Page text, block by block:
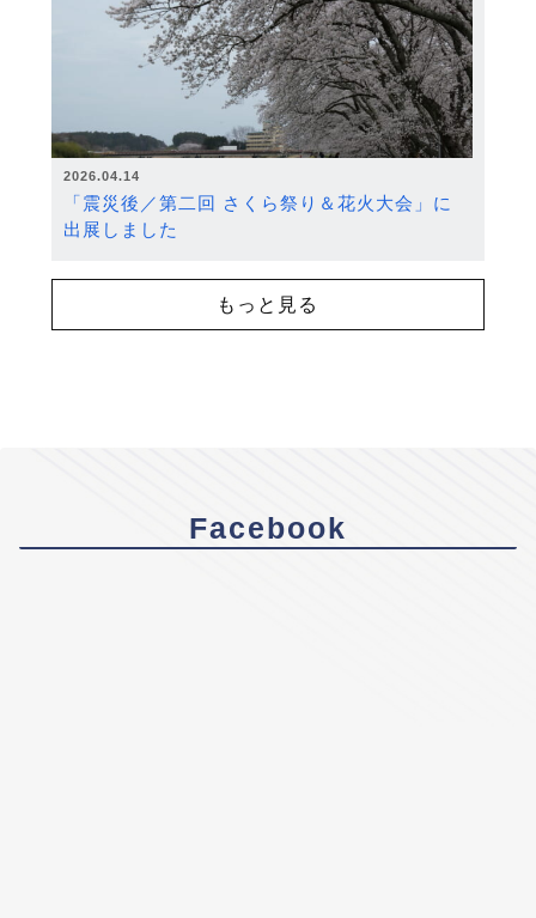
2026.04.14
「震災後／第二回 さくら祭り＆花火大会」に
出展しました
もっと見る
Facebook